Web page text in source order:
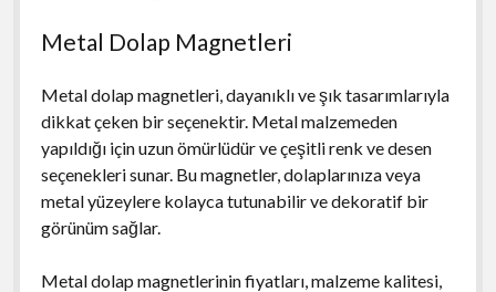
Metal Dolap Magnetleri
Metal dolap magnetleri, dayanıklı ve şık tasarımlarıyla
dikkat çeken bir seçenektir. Metal malzemeden
yapıldığı için uzun ömürlüdür ve çeşitli renk ve desen
seçenekleri sunar. Bu magnetler, dolaplarınıza veya
metal yüzeylere kolayca tutunabilir ve dekoratif bir
görünüm sağlar.
Metal dolap magnetlerinin fiyatları, malzeme kalitesi,